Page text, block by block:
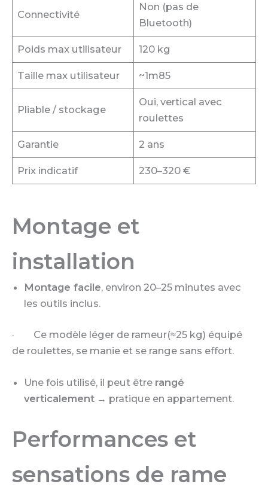
Connectivité
Non (pas de
Bluetooth)
Poids max utilisateur 120 kg
Taille max utilisateur ~1m85
Pliable / stockage
Oui, vertical avec
roulettes
Garantie 2 ans
Prix indicatif 230–320 €
Montage et
installation
Montage facile, environ 20–25 minutes avec
les outils inclus.
· Ce modèle léger de rameur(≈25 kg) équipé
de roulettes, se manie et se range sans effort.
Une fois utilisé, il peut être rangé
verticalement → pratique en appartement.
Performances et
sensations de rame